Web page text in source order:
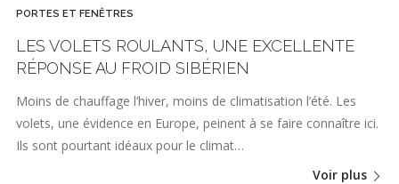
PORTES ET FENÊTRES
LES VOLETS ROULANTS, UNE EXCELLENTE
RÉPONSE AU FROID SIBÉRIEN
Moins de chauffage l’hiver, moins de climatisation l’été. Les
volets, une évidence en Europe, peinent à se faire connaître ici.
Ils sont pourtant idéaux pour le climat…
Voir plus